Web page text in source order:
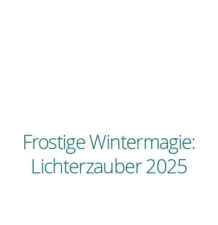
Frostige Wintermagie:
Lichterzauber 2025